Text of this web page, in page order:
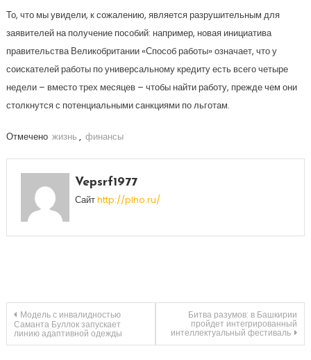
То, что мы увидели, к сожалению, является разрушительным для
заявителей на получение пособий: например, новая инициатива
правительства Великобритании «Способ работы» означает, что у
соискателей работы по универсальному кредиту есть всего четыре
недели – вместо трех месяцев – чтобы найти работу, прежде чем они
столкнутся с потенциальными санкциями по льготам.
Отмечено жизнь , финансы
Vepsrf1977
Сайтhttp://plho.ru/
Навигация
по
Модель с инвалидностью
Саманта Буллок запускает
линию адаптивной одежды
Битва разумов: в Башкирии
пройдет интегрированный
интеллектуальный фестиваль